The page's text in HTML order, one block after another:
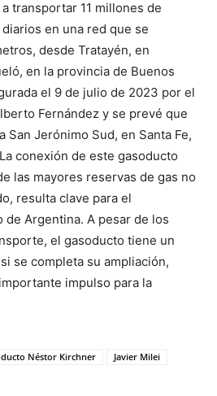
transportar 11 millones de
en una red que se
desde Tratayén, en
en la provincia de Buenos
el 9 de julio de 2023 por el
Fernández y se prevé que
San Jerónimo Sud, en Santa Fe,
conexión de este gasoducto
las mayores reservas de gas no
resulta clave para el
Argentina. A pesar de los
el gasoducto tiene un
se completa su ampliación,
impulso para la
Néstor Kirchner
Javier Milei